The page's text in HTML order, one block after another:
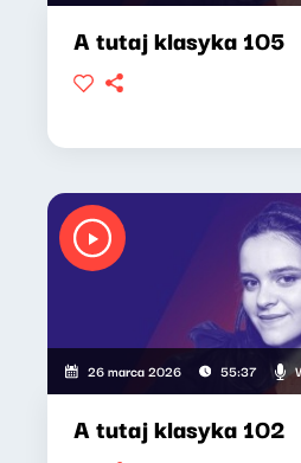
A tutaj klasyka 105
26 marca 2026 55:37
A tutaj klasyka 102